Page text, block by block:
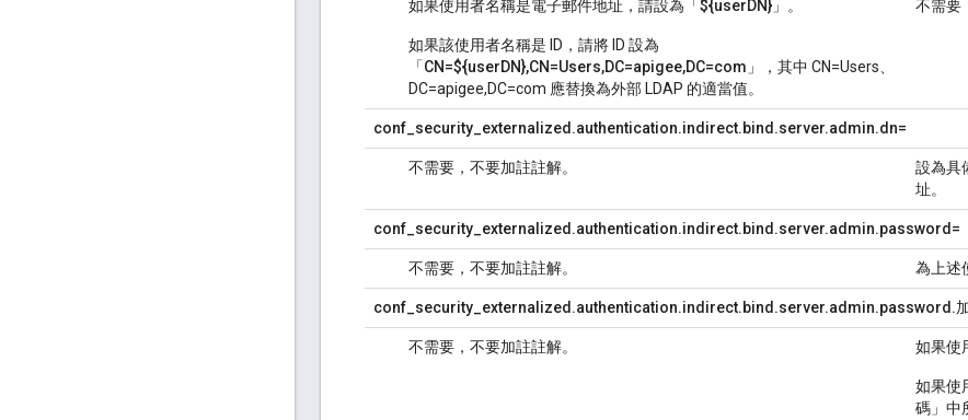
如果使用者名稱是電子郵件地址，請設為「${userDN} 」。
如果該使用者名稱是 ID，請將 ID 設為
「CN=${userDN},CN=Users,DC=apigee,DC=com 」，其中 CN=Users、
DC=apigee,DC=com 應替換為外部 LDAP 的適當值。
不需要
conf_security_externalized.authentication.indirect.bind.server.admin.dn=
不需要，不要加註註解。
設為具
址。
conf_security_externalized.authentication.indirect.bind.server.admin.password=
不需要，不要加註註解。 為上述
conf_security_externalized.authentication.indirect.bind.server.admin.password.
不需要，不要加註註解。 如果使
如果使
碼」 中